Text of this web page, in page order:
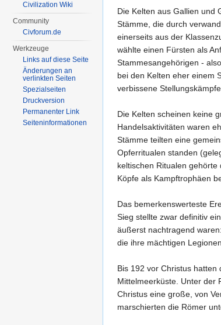
Die Kelten aus Gallien und
Stämme, die durch
einerseits aus der
wählte einen Fürsten als
Stammesangehörigen -
bei den Kelten eher einem
verbissene
Die Kelten scheinen keine
Handelsaktivitäten waren
Stämme teilten eine
Opferritualen standen
keltischen Ritualen
Köpfe als Kampftrophäen
Das bemerkenswerteste
Sieg stellte zwar definitiv
äußerst nachtragend
die ihre mächtigen
Bis 192 vor Christus
Mittelmeerküste. Unter der
Christus eine große, von
marschierten die Römer
Civilization Wiki
Community
Civforum.de
Werkzeuge
Links auf diese Seite
Änderungen an
verlinkten Seiten
Spezialseiten
Druckversion
Permanenter Link
Seiten­informationen